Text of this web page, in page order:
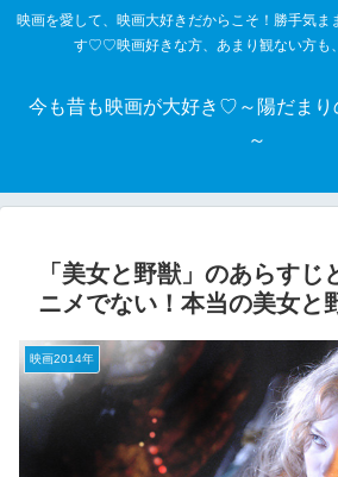
映画を愛して、映画大好きだからこそ！勝手気ま
す♡♡映画好きな方、あまり観ない方
今も昔も映画が大好き♡～陽だまり
～
「美女と野獣」のあらすじ
ニメでない！本当の美女と
映画2014年